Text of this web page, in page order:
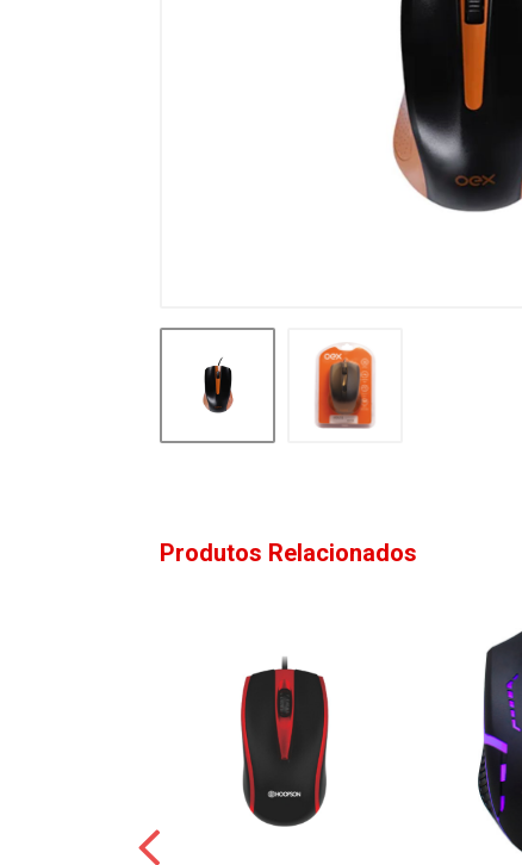
Produtos Relacionados